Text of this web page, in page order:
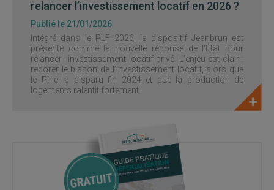
relancer l’investissement locatif en 2026 ?
Publié le 21/01/2026
Intégré dans le PLF 2026, le dispositif Jeanbrun est
présenté comme la nouvelle réponse de l’État pour
relancer l’investissement locatif privé. L’enjeu est clair :
redorer le blason de l’investissement locatif, alors que
le Pinel a disparu fin 2024 et que la production de
logements ralentit fortement.